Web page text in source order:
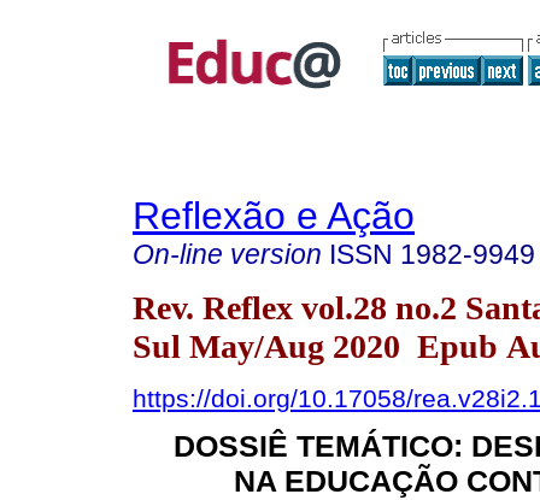
Reflexão e Ação
On-line version ISSN 1982-9949
Rev. Reflex vol.28 no.2
Sul May/Aug 2020 Epub
https://doi.org/10.17058/
DOSSIÊ TEMÁTICO:
NA EDUCAÇÃO